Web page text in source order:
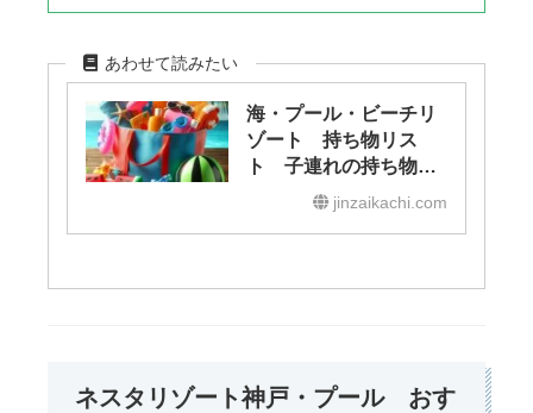
あわせて読みたい
海・プール・ビーチリ
ゾート 持ち物リス
ト 子連れの持ち物
便利アイテムはこれ！
jinzaikachi.com
ネスタリゾート神戸・プール おす